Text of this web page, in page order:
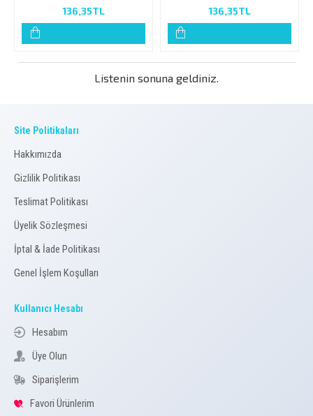
136,35TL 136,35TL
Listenin sonuna geldiniz.
Site Politikaları
Hakkımızda
Gizlilik Politikası
Teslimat Politikası
Üyelik Sözleşmesi
İptal & İade Politikası
Genel İşlem Koşulları
Kullanıcı Hesabı
Hesabım
Üye Olun
Siparişlerim
Favori Ürünlerim